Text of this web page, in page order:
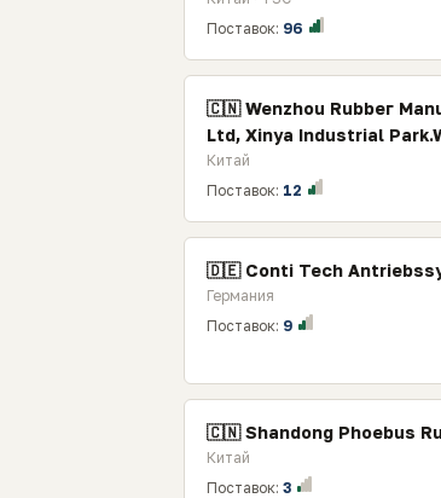
Поставок: 96
🇨🇳 Wenzhou Rubbег
Ltd, Xinya Industrial
Китай
Поставок: 12
🇩🇪 Conti Tech
Германия
Поставок: 9
🇨🇳 Shandong Phoebus
Китай
Поставок: 3